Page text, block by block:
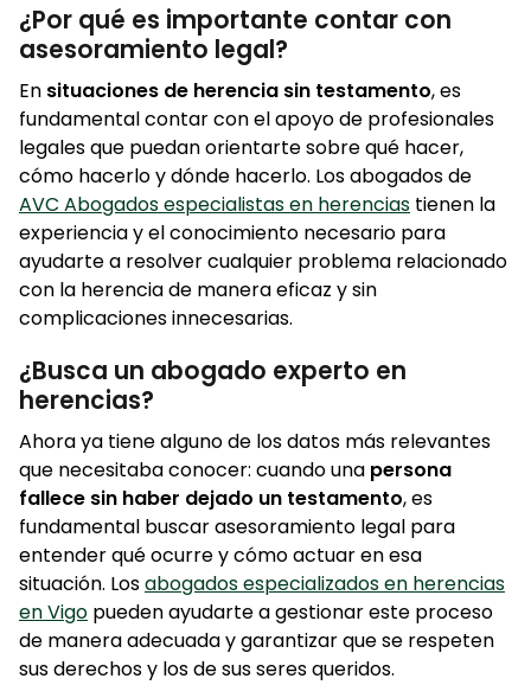
¿Por qué es importante contar con
asesoramiento legal?
En situaciones de herencia sin testamento, es
fundamental contar con el apoyo de profesionales
legales que puedan orientarte sobre qué hacer,
cómo hacerlo y dónde hacerlo. Los abogados de
AVC Abogados especialistas en herencias tienen la
experiencia y el conocimiento necesario para
ayudarte a resolver cualquier problema relacionado
con la herencia de manera eficaz y sin
complicaciones innecesarias.
¿Busca un abogado experto en
herencias?
Ahora ya tiene alguno de los datos más relevantes
que necesitaba conocer: cuando una persona
fallece sin haber dejado un testamento, es
fundamental buscar asesoramiento legal para
entender qué ocurre y cómo actuar en esa
situación. Losabogados especializados en herencias
en Vigo pueden ayudarte a gestionar este proceso
de manera adecuada y garantizar que se respeten
sus derechos y los de sus seres queridos.